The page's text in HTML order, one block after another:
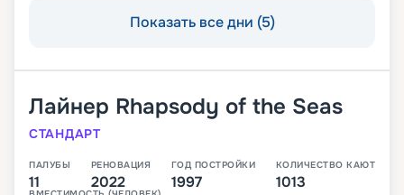
Показать все дни (5)
Лайнер Rhapsody of the Seas
СТАНДАРТ
ПАЛУБЫ
11
РЕНОВАЦИЯ
2022
ГОД ПОСТРОЙКИ
1997
КОЛИЧЕСТВО КАЮТ
1013